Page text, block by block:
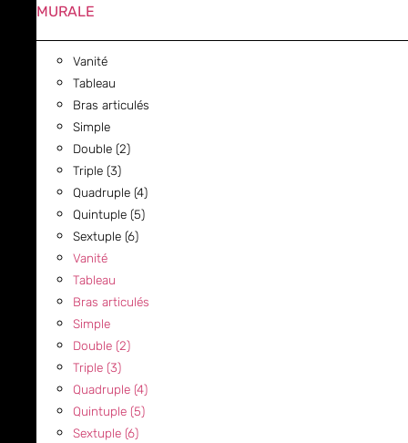
MURALE
Vanité
Tableau
Bras articulés
Simple
Double (2)
Triple (3)
Quadruple (4)
Quintuple (5)
Sextuple (6)
Vanité
Tableau
Bras articulés
Simple
Double (2)
Triple (3)
Quadruple (4)
Quintuple (5)
Sextuple (6)